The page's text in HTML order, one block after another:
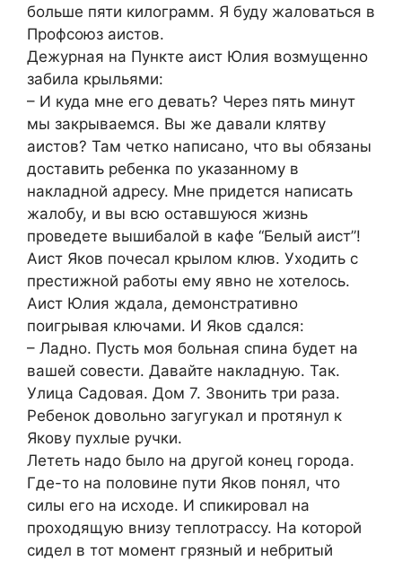
больше пяти килограмм. Я буду жаловаться в
Профсоюз аистов.
Дежурная на Пункте аист Юлия возмущенно
забила крыльями:
– И куда мне его девать? Через пять минут
мы закрываемся. Вы же давали клятву
аистов? Там четко написано, что вы обязаны
доставить ребенка по указанному в
накладной адресу. Мне придется написать
жалобу, и вы всю оставшуюся жизнь
проведете вышибалой в кафе “Белый аист”!
Аист Яков почесал крылом клюв. Уходить с
престижной работы ему явно не хотелось.
Аист Юлия ждала, демонстративно
поигрывая ключами. И Яков сдался:
– Ладно. Пусть моя больная спина будет на
вашей совести. Давайте накладную. Так.
Улица Садовая. Дом 7. Звонить три раза.
Ребенок довольно загугукал и протянул к
Якову пухлые ручки.
Лететь надо было на другой конец города.
Где-то на половине пути Яков понял, что
силы его на исходе. И спикировал на
проходящую внизу теплотрассу. На которой
сидел в тот момент грязный и небритый